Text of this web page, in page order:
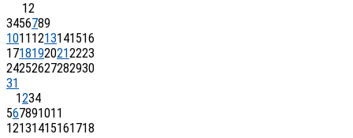
12
3456789
1011 1213141516
17181920212223
24252627282930
31
1234
567891011
12131415161718